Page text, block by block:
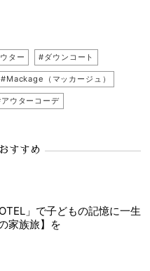
ター #ダウンコート
#Mackage（マッカージュ）
ウターコーデ
すすめ
」で子どもの記憶に一生
家族旅】を